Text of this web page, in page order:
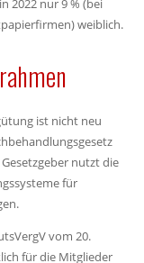
weiblich.
ist nicht neu
nutzt die
für
vom 20.
für die Mitglieder